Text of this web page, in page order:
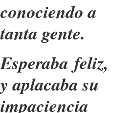
conociendo a
tanta gente.
Esperaba feliz,
y aplacaba su
impaciencia